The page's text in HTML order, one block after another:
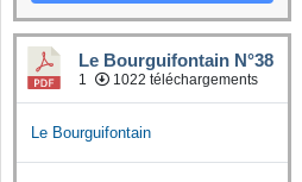
Le Bourguifontain N°38
1 1022 téléchargements
Le Bourguifontain